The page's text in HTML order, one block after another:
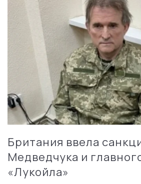
Британия ввела
Медведчука и
«Лукойла»